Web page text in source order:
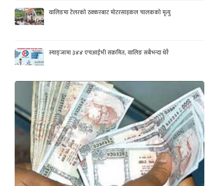
वालिङमा टेलरको ठक्करबाट मोटरसाइकल चालकको मृत्यु
स्याङ्जामा ३४४ एचआईभी संक्रमित, वालिङ सबैभन्दा धेरै